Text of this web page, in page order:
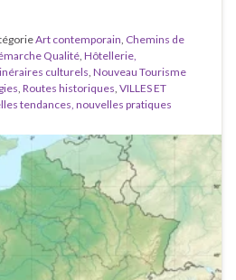
Art contemporain, Chemins de
Qualité, Hôtellerie,
culturels, Nouveau Tourisme
, Routes historiques, VILLES ET
tendances, nouvelles pratiques